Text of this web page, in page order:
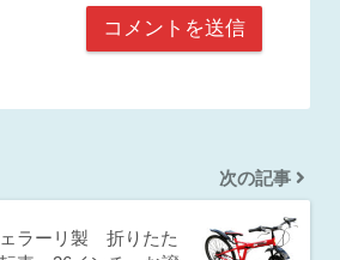
次の記事
ラーリ製 折りたた